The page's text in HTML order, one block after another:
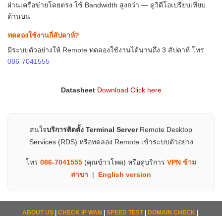
ผ่านเครือข่ายโดยตรง ใช้ Bandwidth สูงกว่า — ดูวิดีโอเปรียบเทียบ
ด้านบน
ทดลองใช้งานกี่สัปดาห์?
มีระบบตัวอย่างให้ Remote ทดลองใช้งานได้นานถึง 3 สัปดาห์ โทร
086-7041555
Datasheet Download Click here
สนใจบริการติดตั้ง Terminal ServerRemote Desktop
Services (RDS) หรือทดลอง Remote เข้าระบบตัวอย่าง
โทร 086-7041555 (คุณข้าวโพด) หรือดูบริการ VPN ข้าม
สาขา | English version
ABOUT US CHECK IP WAN SPEED TEST DOMAIN CHECK